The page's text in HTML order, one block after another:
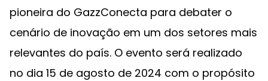
pioneira do GazzConecta para debater o
cenário de inovação em um dos setores mais
relevantes do país. O evento será realizado
no dia 15 de agosto de 2024 com o propósito